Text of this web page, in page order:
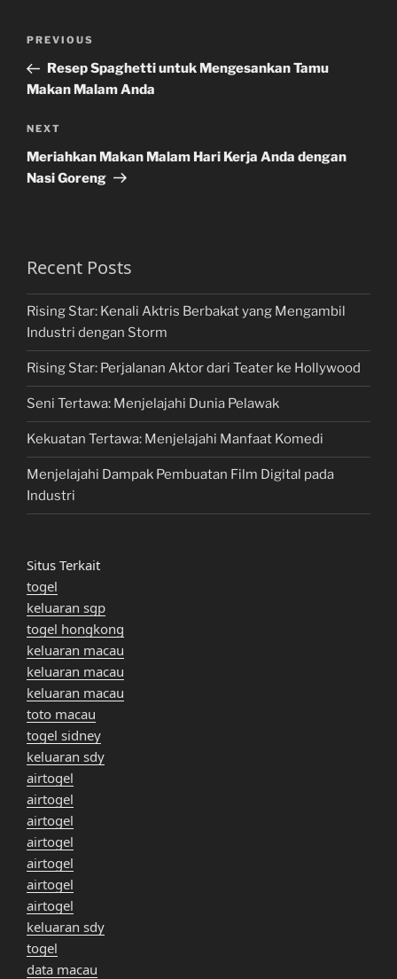
Previous
Post
PREVIOUS
Resep Spaghetti untuk Mengesankan Tamu
Makan Malam Anda
Next
Post
NEXT
Meriahkan Makan Malam Hari Kerja Anda dengan
Nasi Goreng
Recent Posts
Rising Star: Kenali Aktris Berbakat yang Mengambil
Industri dengan Storm
Rising Star: Perjalanan Aktor dari Teater ke Hollywood
Seni Tertawa: Menjelajahi Dunia Pelawak
Kekuatan Tertawa: Menjelajahi Manfaat Komedi
Menjelajahi Dampak Pembuatan Film Digital pada
Industri
Situs Terkait
togel
keluaran sgp
togel hongkong
keluaran macau
keluaran macau
keluaran macau
toto macau
togel sidney
keluaran sdy
airtogel
airtogel
airtogel
airtogel
airtogel
airtogel
airtogel
keluaran sdy
togel
data macau